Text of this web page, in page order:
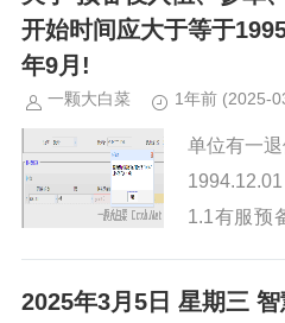
开始时间应大于等于
年9月!
一颗大白菜 1年前 (2025-
单位有一
1.1有服预
间从1981
2025年3月5日 星期三